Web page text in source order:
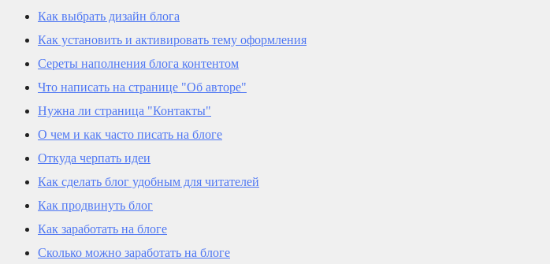
Как выбрать дизайн блога
Как установить и активировать тему оформления
Сереты наполнения блога контентом
Что написать на странице "Об авторе"
Нужна ли страница "Контакты"
О чем и как часто писать на блоге
Откуда черпать идеи
Как сделать блог удобным для читателей
Как продвинуть блог
Как заработать на блоге
Сколько можно заработать на блоге